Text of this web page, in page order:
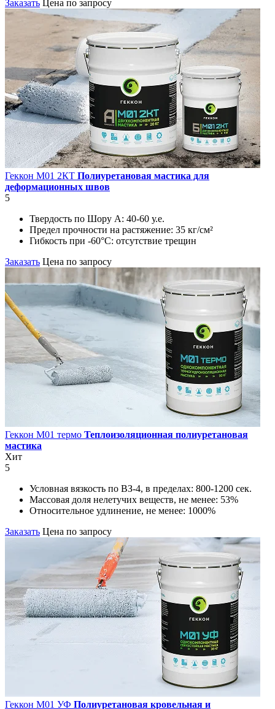
Заказать Цена по запросу
Геккон М01 2КT Полиуретановая мастика для
деформационных швов
5
Твердость по Шору А: 40-60 у.е.
Предел прочности на растяжение: 35 кг/см²
Гибкость при -60°С: отсутствие трещин
Заказать Цена по запросу
Геккон М01 термо Теплоизоляционная полиуретановая
мастика
Хит
5
Условная вязкость по ВЗ-4, в пределах: 800-1200 сек.
Массовая доля нелетучих веществ, не менее: 53%
Относительное удлинение, не менее: 1000%
Заказать Цена по запросу
Геккон М01 УФ Полиуретановая кровельная и